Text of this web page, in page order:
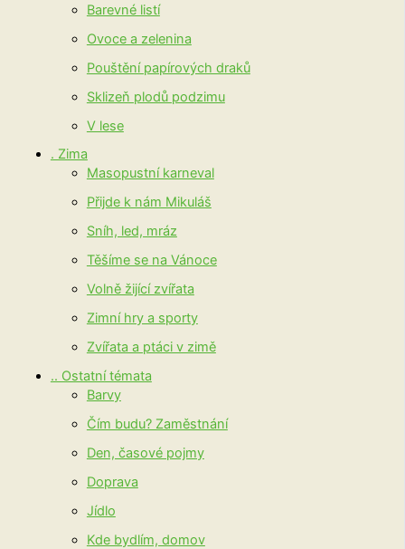
Barevné listí
Ovoce a zelenina
Pouštění papírových draků
Sklizeň plodů podzimu
V lese
. Zima
Masopustní karneval
Přijde k nám Mikuláš
Sníh, led, mráz
Těšíme se na Vánoce
Volně žijící zvířata
Zimní hry a sporty
Zvířata a ptáci v zimě
.. Ostatní témata
Barvy
Čím budu? Zaměstnání
Den, časové pojmy
Doprava
Jídlo
Kde bydlím, domov